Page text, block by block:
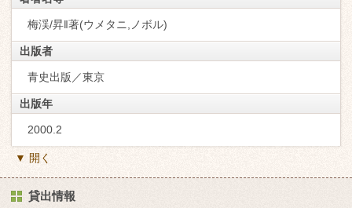
梅渓/昇‖著(ウメタニ,ノボル)
出版者
青史出版／東京
出版年
2000.2
▼ 開く
貸出情報